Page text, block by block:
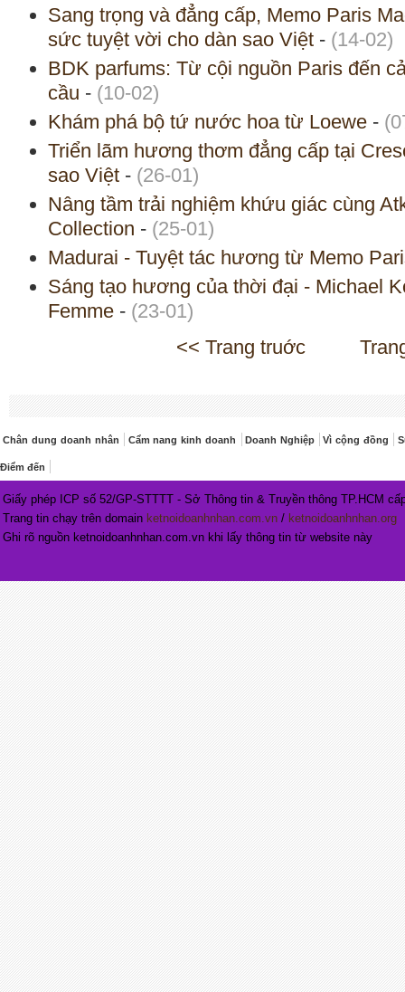
Sang trọng và đẳng cấp, Memo Paris
sức tuyệt vời cho dàn sao Việt - (14-02)
BDK parfums: Từ cội nguồn Paris đến
cầu - (10-02)
Khám phá bộ tứ nước hoa từ Loewe -
Triển lãm hương thơm đẳng cấp tại
sao Việt - (26-01)
Nâng tầm trải nghiệm khứu giác cùng
Collection - (25-01)
Madurai - Tuyệt tác hương từ Memo
Sáng tạo hương của thời đại - Michael
Femme - (23-01)
<< Trang truớc
Chân dung doanh nhân Cẩm nang kinh doanh Doanh Nghiệp Vì cộng đồng
Điểm đến
Giấy phép ICP số 52/GP-STTTT - Sở Thông tin & Truyền thông TP.HCM
Trang tin chạy trên domain ketnoidoanhnhan.com.vn / ketnoidoanhnhan.org
Ghi rõ nguồn ketnoidoanhnhan.com.vn khi lấy thông tin từ website này